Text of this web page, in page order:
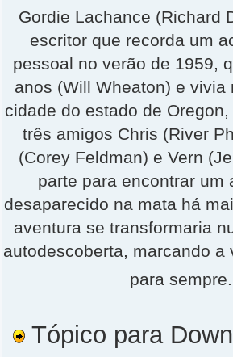
Gordie Lachance (Richard
escritor que recorda um
pessoal no verão de 1959,
anos (Will Wheaton) e vivia
cidade do estado de
três amigos Chris (River
(Corey Feldman) e Vern
parte para encontrar um
desaparecido na mata há
aventura se transformaria
autodescoberta, marcando a
para sempre.
Tópico para